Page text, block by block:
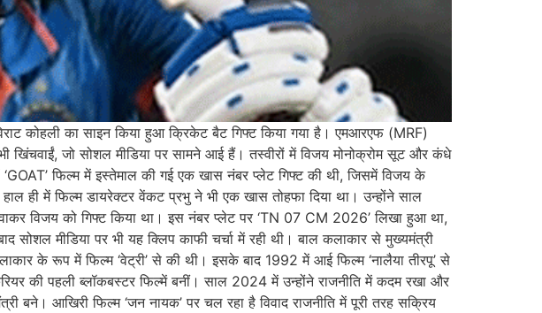
कोहली का साइन किया हुआ क्रिकेट बैट गिफ्ट किया गया है। एमआरएफ (MRF)
जो सोशल मीडिया पर सामने आई हैं। तस्वीरों में विजय मोनोक्रोम सूट और कंधे
फिल्म में इस्तेमाल की गई एक खास नंबर प्लेट गिफ्ट की थी, जिसमें विजय के
ही में फिल्म डायरेक्टर वेंकट प्रभु ने भी एक खास तोहफा दिया था। उन्होंने साल
विजय को गिफ्ट किया था। इस नंबर प्लेट पर ‘TN 07 CM 2026’ लिखा हुआ था,
मीडिया पर भी यह क्लिप काफी चर्चा में रही थी। बाल कलाकार से मुख्यमंत्री
के रूप में फिल्म ‘वेट्री’ से की थी। इसके बाद 1992 में आई फिल्म ‘नालैया तीरपू’ से
की पहली ब्लॉकबस्टर फिल्में बनीं। साल 2024 में उन्होंने राजनीति में कदम रखा और
बने। आखिरी फिल्म ‘जन नायक’ पर चल रहा है विवाद राजनीति में पूरी तरह सक्रिय